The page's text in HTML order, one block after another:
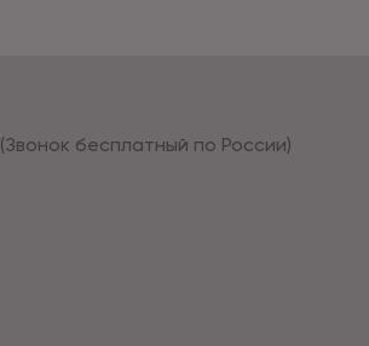
(Звонок бесплатный по России)